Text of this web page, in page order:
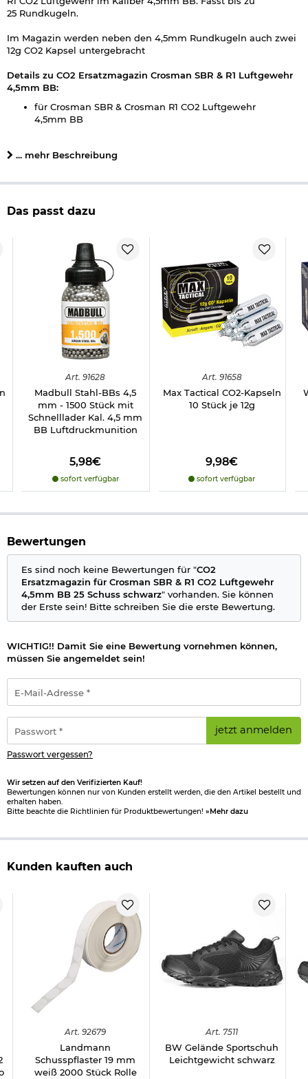
25 Rundkugeln.
Im Magazin werden neben den 4,5mm Rundkugeln auch zwei
12g CO2 Kapsel untergebracht
Details zu CO2 Ersatzmagazin Crosman SBR & R1 Luftgewehr
4,5mm BB:
für Crosman SBR & Crosman R1 CO2 Luftgewehr
4,5mm BB
Munition: 4,5 mm BB
Gewicht: ca. 600 g
Marke: Crosman
Hinweis: Richtiger
Umgang mit Druckluft-, Federdruckwaffen und CO2-Waffen
Herstellerinformationen
Verantwortliche Person für die EU
... mehr Beschreibung
Das passt dazu
Art. 91628
Madbull Stahl-BBs 4,5
mm - 1500 Stück mit
Schnelllader Kal. 4,5 mm
BB Luftdruckmunition
5,98€
sofort verfügbar
Art. 91658
Max Tactical CO2-Kapseln
10 Stück je 12g
9,98€
sofort verfügbar
Bewertungen
Es sind noch keine Bewertungen für "CO2
Ersatzmagazin für Crosman SBR & R1 CO2 Luftgewehr
4,5mm BB 25 Schuss schwarz" vorhanden. Sie können
der Erste sein! Bitte schreiben Sie die erste Bewertung.
WICHTIG!! Damit Sie eine Bewertung vornehmen können,
müssen Sie angemeldet sein!
Mail-
Adresse
*
jetzt anmelden
Passwort vergessen?
Wir setzen auf den Verifizierten Kauf!
Bewertungen können nur von Kunden erstellt werden, die den Artikel bestellt und
erhalten haben.
Bitte beachte die Richtlinien für Produktbewertungen! »Mehr dazu
Kunden kauften auch
Art. 92679
Landmann
Schusspflaster 19 mm
weiß 2000 Stück Rolle
Art. 7511
BW Gelände Sportschuh
Leichtgewicht schwarz